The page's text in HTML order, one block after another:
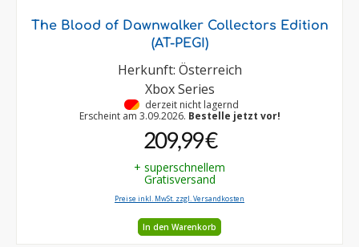
The Blood of Dawnwalker Collectors Edition
(AT-PEGI)
Herkunft: Österreich
Xbox Series
•
derzeit nicht lagernd
Erscheint am 3.09.2026. Bestelle jetzt vor!
209,99 €
+ superschnellem
Gratisversand
Preise inkl. MwSt. zzgl. Versandkosten
In den Warenkorb